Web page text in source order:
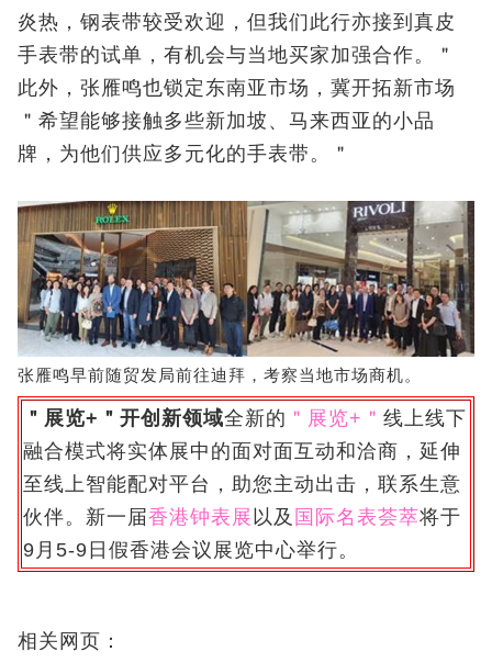
炎热，钢表带较受欢迎，但我们此行亦接到真皮
手表带的试单，有机会与当地买家加强合作。＂
此外，张雁鸣也锁定东南亚市场，冀开拓新市场
＂希望能够接触多些新加坡、马来西亚的小品
牌，为他们供应多元化的手表带。＂
张雁鸣早前随贸发局前往迪拜，考察当地市场商机。
＂展览+＂开创新领域全新的 ＂展览+＂ 线上线下
融合模式将实体展中的面对面互动和洽商，延伸
至线上智能配对平台，助您主动出击，联系生意
伙伴。新一届香港钟表展 以及 国际名表荟萃将于
9月5-9日假香港会议展览中心举行。
相关网页：